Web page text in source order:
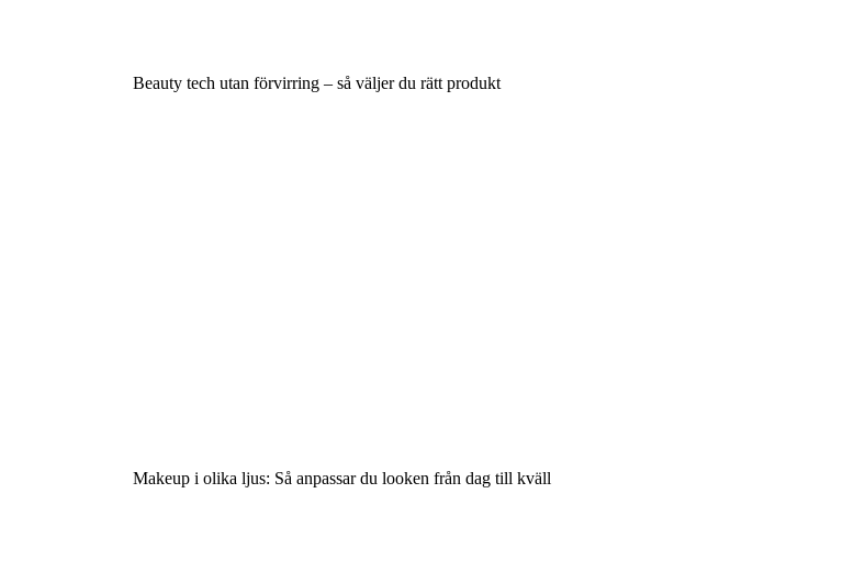
Beauty tech utan förvirring – så väljer du rätt produkt
Makeup i olika ljus: Så anpassar du looken från dag till kväll